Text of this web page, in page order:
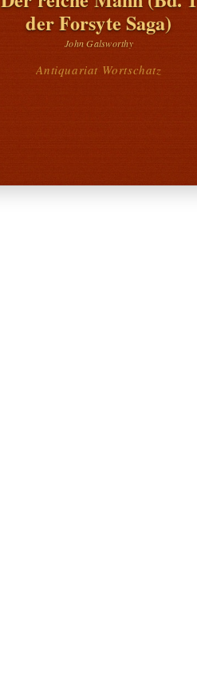
der Forsyte Saga)
John Galsworthy
Antiquariat Wortschatz